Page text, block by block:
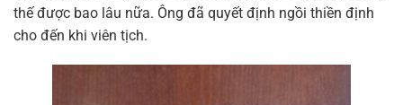
thế được bao lâu nữa. Ông đã quyết định ngồi thiền định
cho đến khi viên tịch.